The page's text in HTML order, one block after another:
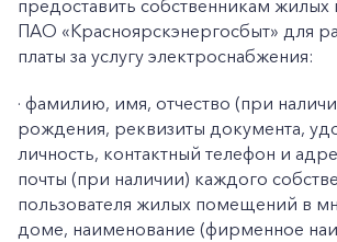
предоставить собственникам
ПАО «Красноярскэнергосбыт» для
платы за услугу электроснабжения:
· фамилию, имя, отчество (при
рождения, реквизиты документа,
личность, контактный телефон и
почты (при наличии) каждого
пользователя жилых помещений в
доме, наименование (фирменное